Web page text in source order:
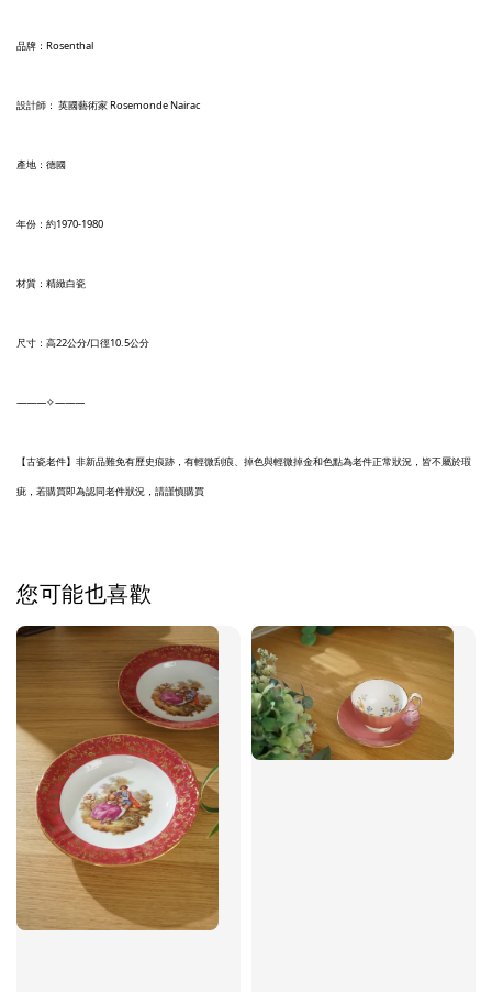
品牌：Rosenthal
設計師： 英國藝術家 Rosemonde Nairac
產地：德國
年份：約1970-1980
材質：精緻白瓷
尺寸：高22公分/口徑10.5公分
———✧———
【古瓷老件】非新品難免有歷史痕跡，有輕微刮痕、掉色與輕微掉金和色點為老件正常狀況，皆不屬於瑕
疵，若購買即為認同老件狀況，請謹慎購買
您可能也喜歡